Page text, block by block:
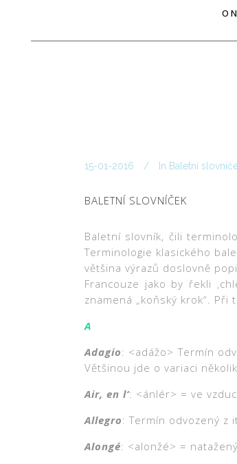
O
15-01-2016 In Baletní
BALETNÍ SLOVNÍČEK
Baletní slovník, čili
Terminologie klasického
většina výrazů doslovně
Francouze jako by řekli
znamená „koňský krok“.
A
Adagio: <adážo> Termín
Většinou jde o variaci
Air, en l‘: <ánlér> = ve
Allegro: Termín odvozený z
Alongé: <alonžé> =